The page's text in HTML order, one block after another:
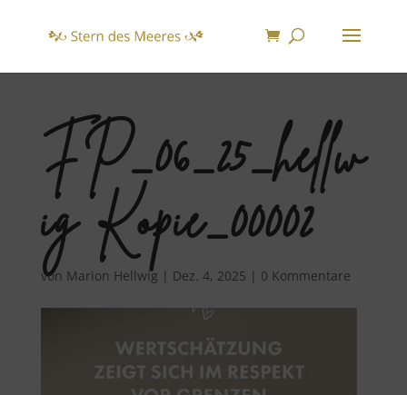
FP_06_25_hellw
ig Kopie_00002
von Marion Hellwig | Dez. 4, 2025 | 0 Kommentare